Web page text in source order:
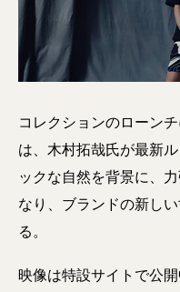
コレクションのローン
は、木村拓哉氏が最新
ックな自然を背景に、
なり、ブランドの新し
る。
映像は特設サイトで公